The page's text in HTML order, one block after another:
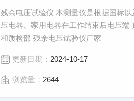
残余电压试验仪 本测量仪是根据国标以及IEC的有关标准的要求设计制造，用于测试各种低
压电器、家用电器在工作结束后电压
和质检部 残余电压试验仪厂家
更新日期： 2024-10-17
浏览量： 2644